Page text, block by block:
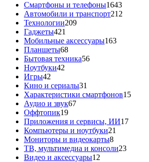
Смартфоны и телефоны1643
Автомобили и транспорт212
Технологии209
Гаджеты421
Мобильные аксессуары163
Планшеты68
Бытовая техника56
Ноутбуки42
Игры42
Кино и сериалы31
Характеристики смартфонов15
Аудио и звук67
Оффтопик19
Приложения и сервисы, ИИ17
Компьютеры и ноутбуки21
Мониторы и видеокарты8
ТВ, мультимедиа и консоли23
Видео и аксессуары12